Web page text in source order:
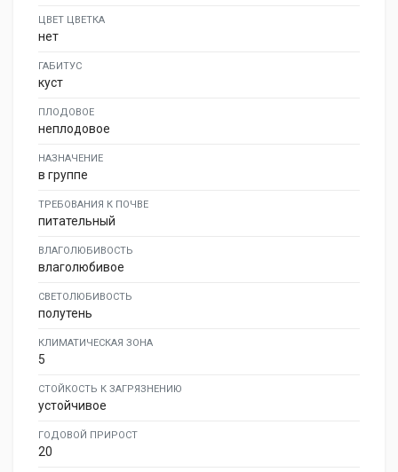
ЦВЕТ ЦВЕТКА
нет
ГАБИТУС
куст
ПЛОДОВОЕ
неплодовое
НАЗНАЧЕНИЕ
в группе
ТРЕБОВАНИЯ К ПОЧВЕ
питательный
ВЛАГОЛЮБИВОСТЬ
влаголюбивое
СВЕТОЛЮБИВОСТЬ
полутень
КЛИМАТИЧЕСКАЯ ЗОНА
5
СТОЙКОСТЬ К ЗАГРЯЗНЕНИЮ
устойчивое
ГОДОВОЙ ПРИРОСТ
20